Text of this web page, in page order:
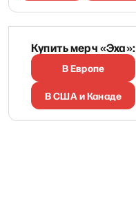
Купить мерч «Эха»:
В Европе
В США и Канаде